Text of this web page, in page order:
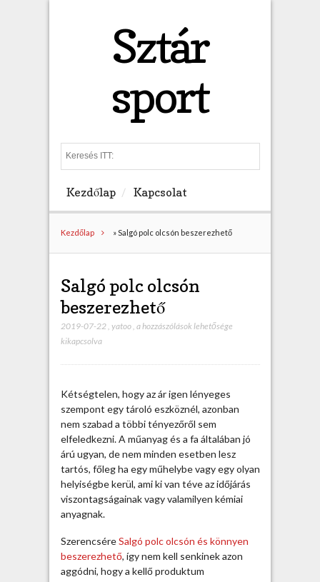
Sztár
sport
e
h
Kezdőlap Kapcsolat
Kezdőlap »Salgó polc olcsón beszerezhető
Salgó polc olcsón
beszerezhető
2019-07-22, yatoo, S
p
o
l
c
o
l
c
s
n
a hozzászólások lehetősége
kikapcsolva
Kétségtelen, hogy az ár igen lényeges
szempont egy tároló eszköznél, azonban
nem szabad a többi tényezőről sem
elfeledkezni. A műanyag és a fa általában jó
árú ugyan, de nem minden esetben lesz
tartós, főleg ha egy műhelybe vagy egy olyan
helyiségbe kerül, ami ki van téve az időjárás
viszontagságainak vagy valamilyen kémiai
anyagnak.
SzerencséreSalgó polc olcsón és könnyen
beszerezhető, így nem kell senkinek azon
aggódni, hogy a kellő produktum